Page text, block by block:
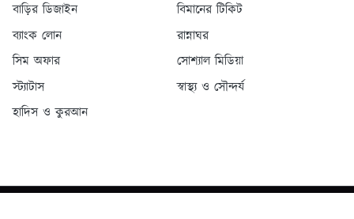
বাড়ির ডিজাইন
বিমানের টিকিট
ব্যাংক লোন
রান্নাঘর
সিম অফার
সোশ্যাল মিডিয়া
স্ট্যাটাস
স্বাস্থ্য ও সৌন্দর্য
হাদিস ও কুরআন